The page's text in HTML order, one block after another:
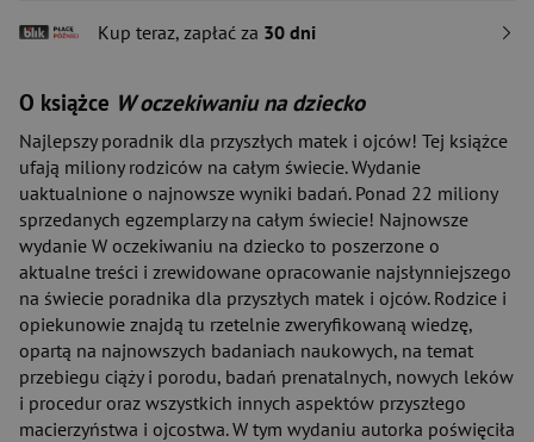
Kup teraz, zapłać za 30 dni
O książce W oczekiwaniu na dziecko
Najlepszy poradnik dla przyszłych matek i ojców! Tej książce
ufają miliony rodziców na całym świecie. Wydanie
uaktualnione o najnowsze wyniki badań. Ponad 22 miliony
sprzedanych egzemplarzy na całym świecie! Najnowsze
wydanie W oczekiwaniu na dziecko to poszerzone o
aktualne treści i zrewidowane opracowanie najsłynniejszego
na świecie poradnika dla przyszłych matek i ojców. Rodzice i
opiekunowie znajdą tu rzetelnie zweryfikowaną wiedzę,
opartą na najnowszych badaniach naukowych, na temat
przebiegu ciąży i porodu, badań prenatalnych, nowych leków
i procedur oraz wszystkich innych aspektów przyszłego
macierzyństwa i ojcostwa. W tym wydaniu autorka poświęciła